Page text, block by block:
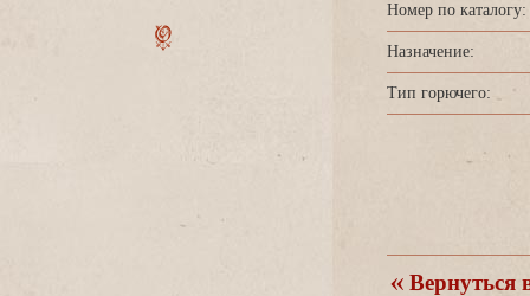
Номер по каталогу:
Назначение:
Тип горючего:
ернуться